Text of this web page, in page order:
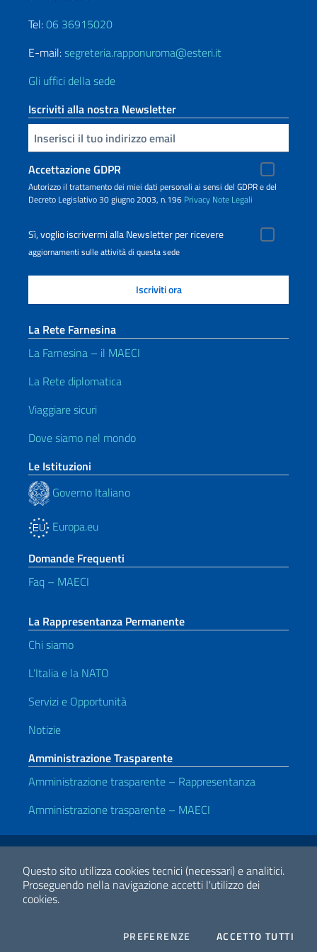
Questo sito utilizza cookies tecnici (necessari) e analitici.
Proseguendo nella navigazione accetti l'utilizzo dei
cookies.
PREFERENZE COOKIESACCETTO TUTTI
Tel:06 36915020
E-mail:segreteria.rapponuroma@esteri.it
Gli uffici della sede
Iscriviti alla nostra Newsletter
Inserisci la tua email
Accettazione GDPR
Autorizzo il trattamento dei miei dati personali ai sensi del GDPR e del
Decreto Legislativo 30 giugno 2003, n.196 Privacy Note Legali
Sì, voglio iscrivermi alla Newsletter per ricevere
aggiornamenti sulle attività di questa sede
La Rete Farnesina
La Farnesina – il MAECI
La Rete diplomatica
Viaggiare sicuri
Dove siamo nel mondo
Le Istituzioni
Governo Italiano
Europa.eu
Domande Frequenti
Faq – MAECI
La Rappresentanza Permanente
Chi siamo
L’Italia e la NATO
Servizi e Opportunità
Notizie
Amministrazione Trasparente
Amministrazione trasparente – Rappresentanza
Amministrazione trasparente – MAECI
Link Utili